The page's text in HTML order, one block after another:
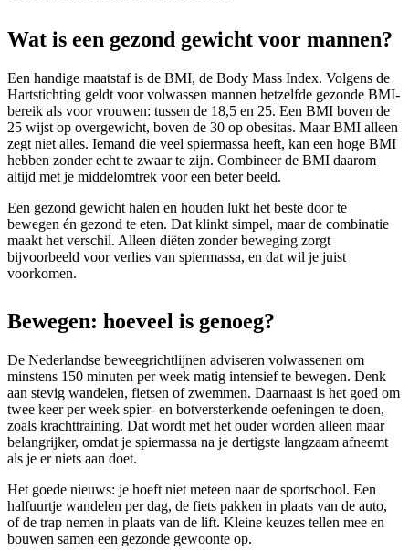
Wat is een gezond gewicht voor mannen?
Een handige maatstaf is de BMI, de Body Mass Index. Volgens de
Hartstichting geldt voor volwassen mannen hetzelfde gezonde BMI-
bereik als voor vrouwen: tussen de 18,5 en 25. Een BMI boven de
25 wijst op overgewicht, boven de 30 op obesitas. Maar BMI alleen
zegt niet alles. Iemand die veel spiermassa heeft, kan een hoge BMI
hebben zonder echt te zwaar te zijn. Combineer de BMI daarom
altijd met je middelomtrek voor een beter beeld.
Een gezond gewicht halen en houden lukt het beste door te
bewegen én gezond te eten. Dat klinkt simpel, maar de combinatie
maakt het verschil. Alleen diëten zonder beweging zorgt
bijvoorbeeld voor verlies van spiermassa, en dat wil je juist
voorkomen.
Bewegen: hoeveel is genoeg?
De Nederlandse beweegrichtlijnen adviseren volwassenen om
minstens 150 minuten per week matig intensief te bewegen. Denk
aan stevig wandelen, fietsen of zwemmen. Daarnaast is het goed om
twee keer per week spier- en botversterkende oefeningen te doen,
zoals krachttraining. Dat wordt met het ouder worden alleen maar
belangrijker, omdat je spiermassa na je dertigste langzaam afneemt
als je er niets aan doet.
Het goede nieuws: je hoeft niet meteen naar de sportschool. Een
halfuurtje wandelen per dag, de fiets pakken in plaats van de auto,
of de trap nemen in plaats van de lift. Kleine keuzes tellen mee en
bouwen samen een gezonde gewoonte op.